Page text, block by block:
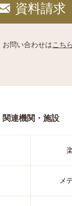
資料請求
お問い合わせはこちら
関連機関・施設
メ